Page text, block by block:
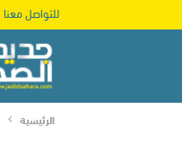
للتواصل معنا
الرئيسية